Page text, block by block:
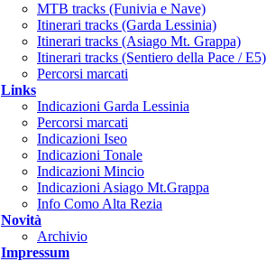
MTB tracks (Funivia e Nave)
Itinerari tracks (Garda Lessinia)
Itinerari tracks (Asiago Mt. Grappa)
Itinerari tracks (Sentiero della Pace / E5)
Percorsi marcati
Links
Indicazioni Garda Lessinia
Percorsi marcati
Indicazioni Iseo
Indicazioni Tonale
Indicazioni Mincio
Indicazioni Asiago Mt.Grappa
Info Como Alta Rezia
Novità
Archivio
Impressum